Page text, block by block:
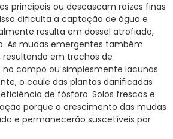
principais ou descascam raízes finas
dificulta a captação de água e
resulta em dossel atrofiado,
As mudas emergentes também
em trechos de
campo ou simplesmente lacunas
o caule das plantas danificadas
de fósforo. Solos frescos e
porque o crescimento das mudas
e permanecerão suscetíveis por